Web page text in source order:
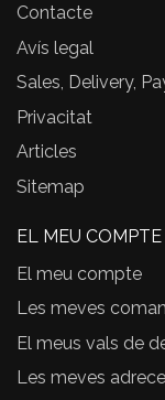
Contacte
Avís legal
Sales, Delivery,
Privacitat
Articles
Sitemap
EL MEU COMPTE
El meu compte
Les meves
El meus vals de
Les meves